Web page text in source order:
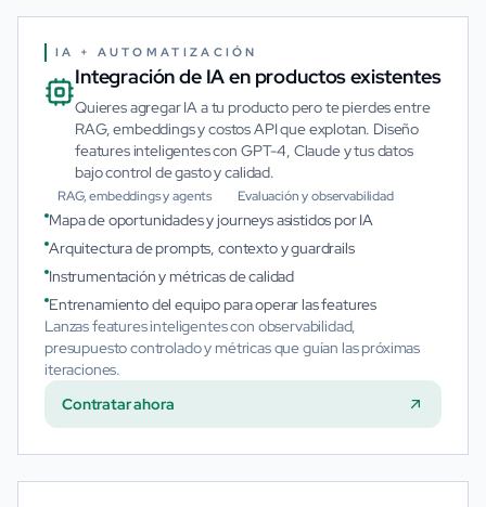
IA + AUTOMATIZACIÓN
Integración de IA en productos existentes
Quieres agregar IA a tu producto pero te pierdes entre
RAG, embeddings y costos API que explotan. Diseño
features inteligentes con GPT-4, Claude y tus datos
bajo control de gasto y calidad.
RAG, embeddings y agents Evaluación y observabilidad
Mapa de oportunidades y journeys asistidos por IA
Arquitectura de prompts, contexto y guardrails
Instrumentación y métricas de calidad
Entrenamiento del equipo para operar las features
Lanzas features inteligentes con observabilidad,
presupuesto controlado y métricas que guían las próximas
iteraciones.
Contratar ahora